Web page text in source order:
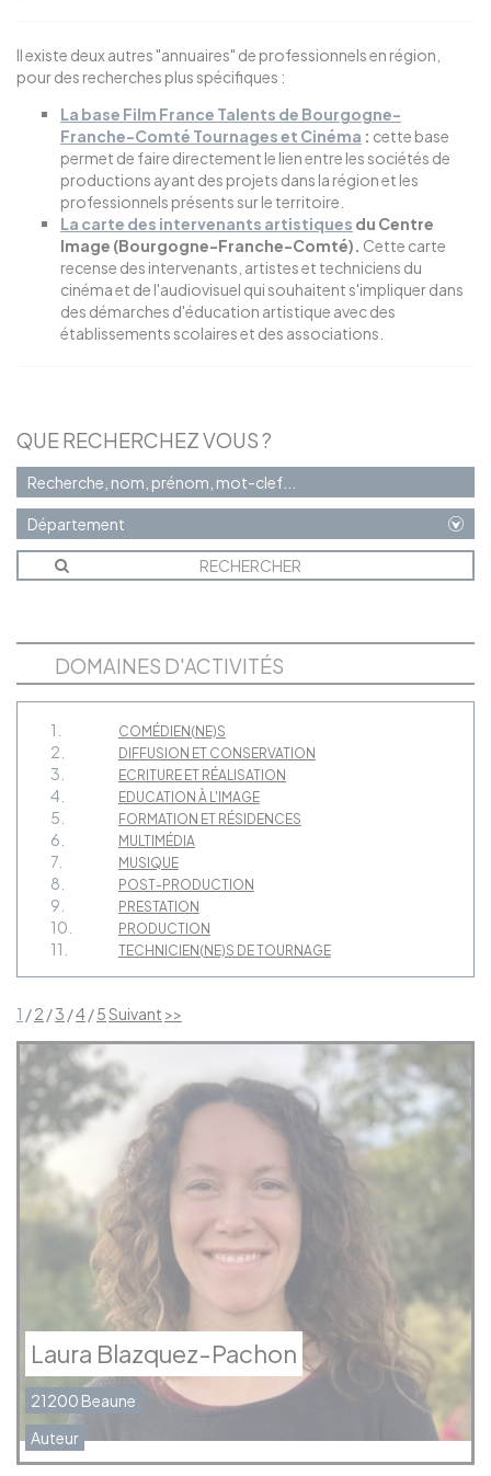
Il existe deux autres "annuaires" de professionnels en région,
pour des recherches plus spécifiques :
La base Film France Talents de Bourgogne-
Franche-Comté Tournages et Cinéma : cette base
permet de faire directement le lien entre les sociétés de
productions ayant des projets dans la région et les
professionnels présents sur le territoire.
La carte des intervenants artistiques du Centre
Image (Bourgogne-Franche-Comté). Cette carte
recense des intervenants, artistes et techniciens du
cinéma et de l'audiovisuel qui souhaitent s'impliquer dans
des démarches d'éducation artistique avec des
établissements scolaires et des associations.
QUE RECHERCHEZ VOUS ?
DOMAINES D'ACTIVITÉS
1. COMÉDIEN(NE)S
2. DIFFUSION ET CONSERVATION
3. ECRITURE ET RÉALISATION
4. EDUCATION À L'IMAGE
5. FORMATION ET RÉSIDENCES
6. MULTIMÉDIA
7. MUSIQUE
8. POST-PRODUCTION
9. PRESTATION
10. PRODUCTION
11. TECHNICIEN(NE)S DE TOURNAGE
1 /2 /3 /4/5Suivant >>
Laura Blazquez-Pachon
21200 Beaune
Auteur